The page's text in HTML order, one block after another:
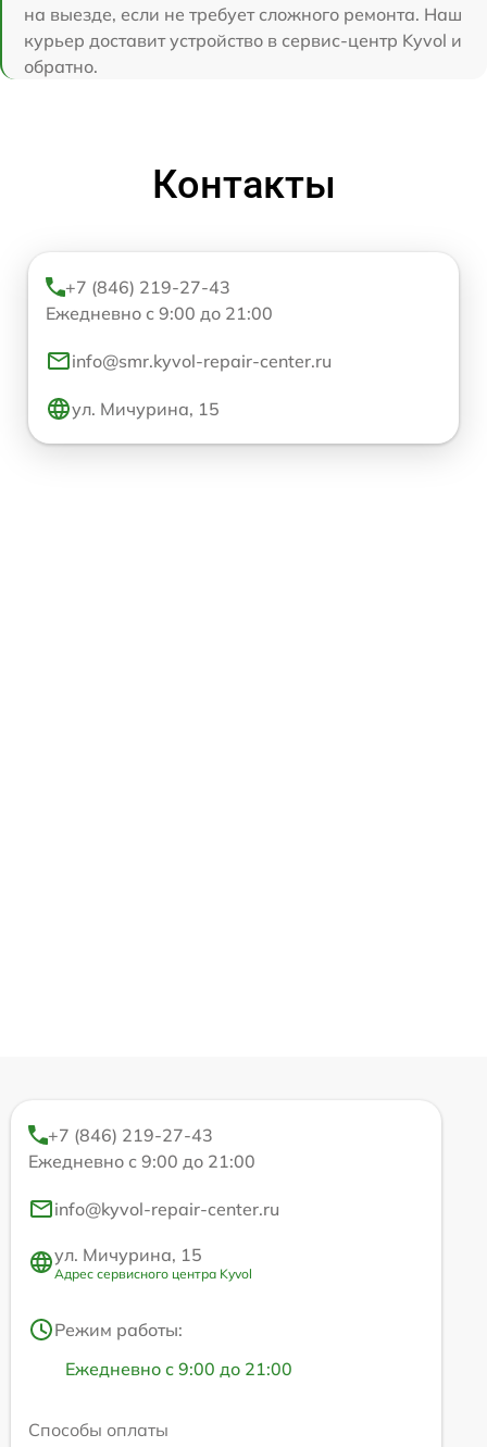
на выезде, если не требует сложного ремонта. Наш
курьер доставит устройство в сервис-центр Kyvol и
обратно.
Контакты
+7 (846) 219-27-43
Ежедневно с 9:00 до 21:00
info@smr.kyvol-repair-center.ru
ул. Мичурина, 15
+7 (846) 219-27-43
Ежедневно с 9:00 до 21:00
info@kyvol-repair-center.ru
ул. Мичурина, 15
Адрес сервисного центра Kyvol
Режим работы:
Ежедневно с 9:00 до 21:00
Способы оплаты